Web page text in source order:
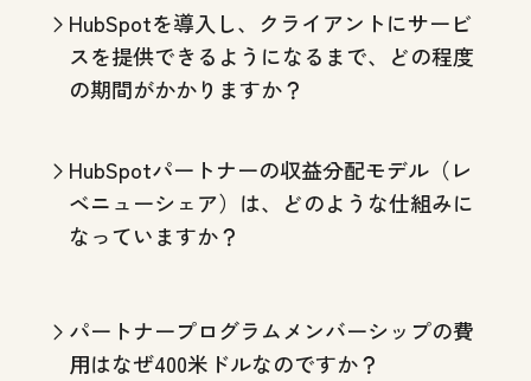
HubSpotを導入し、クライアントにサービ
スを提供できるようになるまで、どの程度
の期間がかかりますか？
HubSpotパートナーの収益分配モデル（レ
ベニューシェア）は、どのような仕組みに
なっていますか？
パートナープログラムメンバーシップの費
用はなぜ400米ドルなのですか？